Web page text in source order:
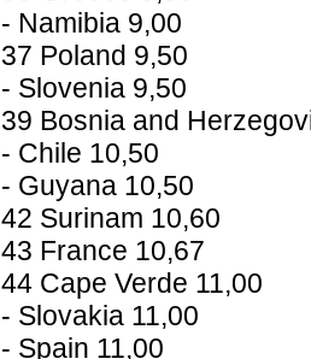
- Namibia 9,00
37 Poland 9,50
- Slovenia 9,50
39 Bosnia and
- Chile 10,50
- Guyana 10,50
42 Surinam 10,60
43 France 10,67
44 Cape Verde 11,00
- Slovakia 11,00
- Spain 11,00